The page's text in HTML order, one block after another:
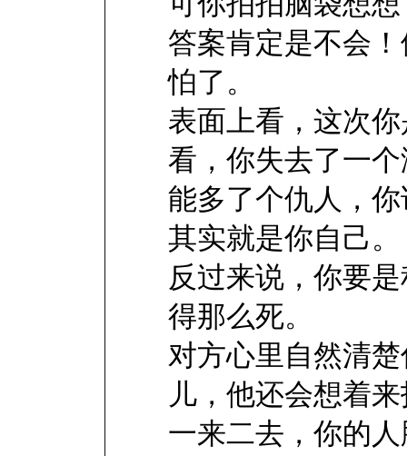
答案肯定是不会
怕了。
表面上看，这次
看，你失去了一
能多了个仇人，
其实就是你自己。
反过来说，你要
得那么死。
对方心里自然清
儿，他还会想着
一来二去，你的